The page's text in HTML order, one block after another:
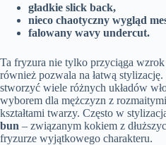
gładkie slick back,
nieco chaotyczny wygląd
falowany wavy undercut.
Ta fryzura nie tylko przyciąga
również pozwala na łatwą
stworzyć wiele różnych układów
wyborem dla mężczyzn z
kształtami twarzy. Często w
bun – związanym kokiem z
fryzurze wyjątkowego charakteru.